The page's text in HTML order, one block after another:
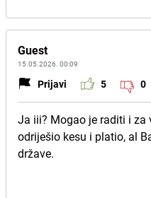
Guest
15.05.2026. 00:09
Prijavi 5 0
Ja iii? Mogao je raditi i za
odriješio kesu i platio, al
države.